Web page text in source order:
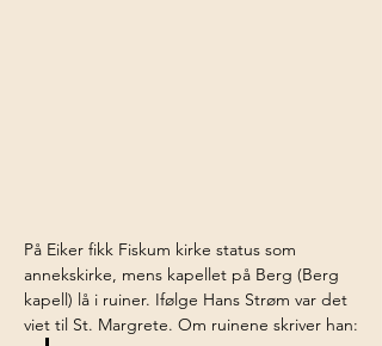
På Eiker fikk Fiskum kirke status som
annekskirke, mens kapellet på Berg (Berg
kapell) lå i ruiner. Ifølge Hans Strøm var det
viet til St. Margrete. Om ruinene skriver han: